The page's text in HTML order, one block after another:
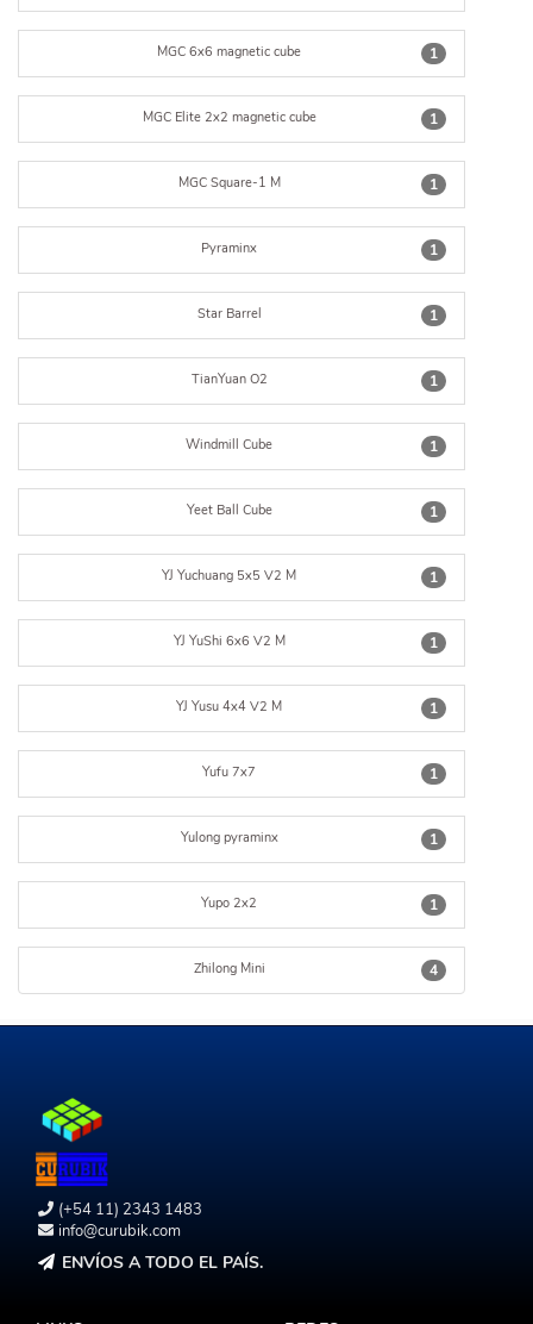
1
MGC 6x6 magnetic cube
1
MGC Elite 2x2 magnetic cube
1
MGC Square-1 M
1
Pyraminx
1
Star Barrel
1
TianYuan O2
1
Windmill Cube
1
Yeet Ball Cube
1
YJ Yuchuang 5x5 V2 M
1
YJ YuShi 6x6 V2 M
1
YJ Yusu 4x4 V2 M
1
Yufu 7x7
1
Yulong pyraminx
1
Yupo 2x2
4
Zhilong Mini
(+54 11) 2343 1483
info@curubik.com
ENVÍOS A TODO EL PAÍS.